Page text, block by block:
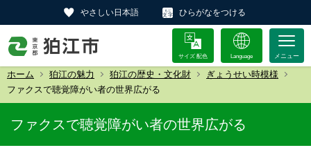
やさしい日本語 ひらがなをつける
サイズ 配色 Language
ホーム 狛江の魅力 狛江の歴史・文化財
ぎょうせい時模様
ファクスで聴覚障がい者の世界広がる
ファクスで聴覚障がい者の世界広がる